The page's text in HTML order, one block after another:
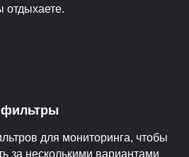
отдыхаете.
для мониторинга, чтобы
за несколькими вариантами